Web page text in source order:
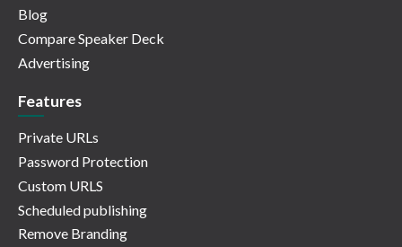
Blog
Compare Speaker Deck
Advertising
Features
Private URLs
Password Protection
Custom URLS
Scheduled publishing
Remove Branding